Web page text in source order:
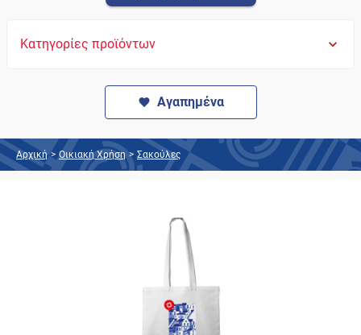
Κατηγορίες προϊόντων
Αγαπημένα
Αρχική > Οικιακή Χρήση > Σακούλες